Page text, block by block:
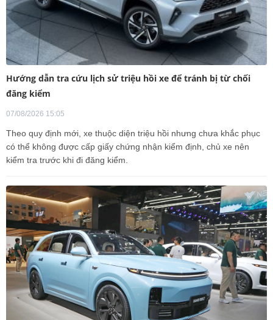
Hướng dẫn tra cứu lịch sử triệu hồi xe để tránh bị từ chối
đăng kiểm
07/08/2026 15:05
Theo quy định mới, xe thuộc diện triệu hồi nhưng chưa khắc phục
có thể không được cấp giấy chứng nhận kiểm định, chủ xe nên
kiểm tra trước khi đi đăng kiểm.